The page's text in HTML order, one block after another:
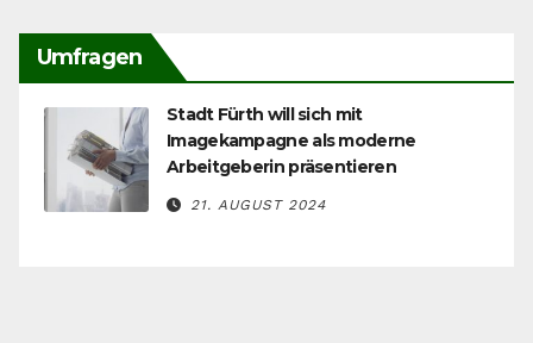
Umfragen
Stadt Fürth will sich mit
Imagekampagne als moderne
Arbeitgeberin präsentieren
21. AUGUST 2024